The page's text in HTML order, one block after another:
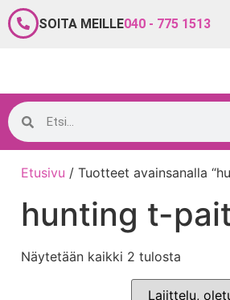
SOITA MEILLE040 - 775 1513
Etusivu / Tuotteet avainsanalla
hunting t-
Näytetään kaikki 2 tulosta